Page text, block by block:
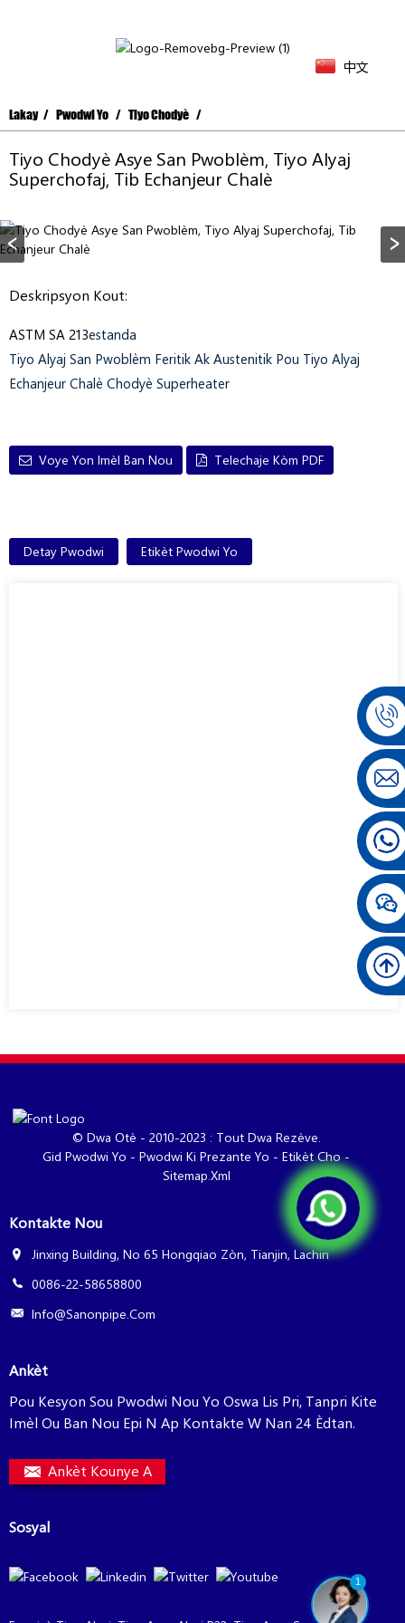
中文
Lakay Pwodwi Yo Tiyo Chodyè
Tiyo Chodyè Asye San Pwoblèm, Tiyo Alyaj
Superchofaj, Tib Echanjeur Chalè
Deskripsyon Kout:
ASTM SA 213Estanda
Tiyo Alyaj San Pwoblèm Feritik Ak Austenitik Pou Tiyo Alyaj
Echanjeur Chalè Chodyè Superheater
Voye Yon Imèl Ban Nou Telechaje Kòm PDF
Detay Pwodwi Etikèt Pwodwi Yo
© Dwa Otè - 2010-2023 : Tout Dwa Rezève.
Gid Pwodwi Yo -Pwodwi Ki Prezante Yo -Etikèt Cho-
Sitemap.xml
Kontakte Nou
Jinxing Building, No 65 Hongqiao Zòn, Tianjin, Lachin
0086-22-58658800
Info@sanonpipe.com
Ankèt
Pou Kesyon Sou Pwodwi Nou Yo Oswa Lis Pri, Tanpri Kite
Imèl Ou Ban Nou Epi N Ap Kontakte W Nan 24 Èdtan.
Ankèt Kounye A
Sosyal
1